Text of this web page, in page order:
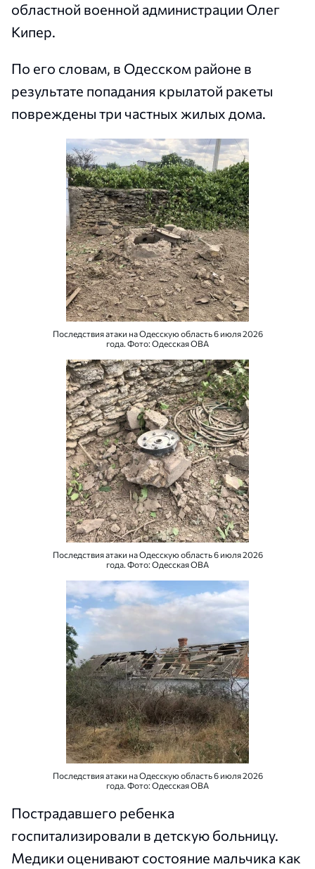
областной военной администрации Олег
Кипер.
По его словам, в Одесском районе в
результате попадания крылатой ракеты
повреждены три частных жилых дома.
Последствия атаки на Одесскую область 6 июля 2026
года. Фото: Одесская ОВА
Последствия атаки на Одесскую область 6 июля 2026
года. Фото: Одесская ОВА
Последствия атаки на Одесскую область 6 июля 2026
года. Фото: Одесская ОВА
Пострадавшего ребенка
госпитализировали в детскую больницу.
Медики оценивают состояние мальчика как